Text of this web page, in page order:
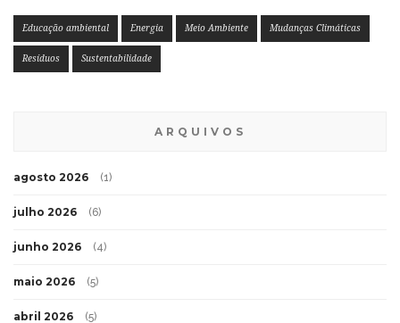
Educação ambiental Energia Meio Ambiente Mudanças Climáticas
Resíduos Sustentabilidade
ARQUIVOS
agosto 2026 (1)
julho 2026 (6)
junho 2026 (4)
maio 2026 (5)
abril 2026 (5)